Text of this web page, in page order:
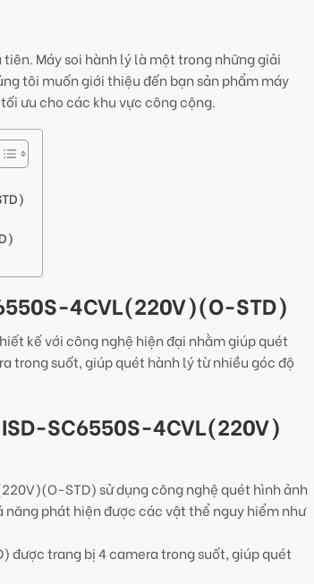
Máy soi hành lý là một trong những giải
tôi muốn giới thiệu đến bạn sản phẩm máy
ưu cho các khu vực công cộng.
4CVL(220V)(O-STD)
kế với công nghệ hiện đại nhằm giúp quét
trong suốt, giúp quét hành lý từ nhiều góc độ
SC6550S-4CVL(220V)
STD) sử dụng công nghệ quét hình ảnh
phát hiện được các vật thể nguy hiểm như
được trang bị 4 camera trong suốt, giúp quét